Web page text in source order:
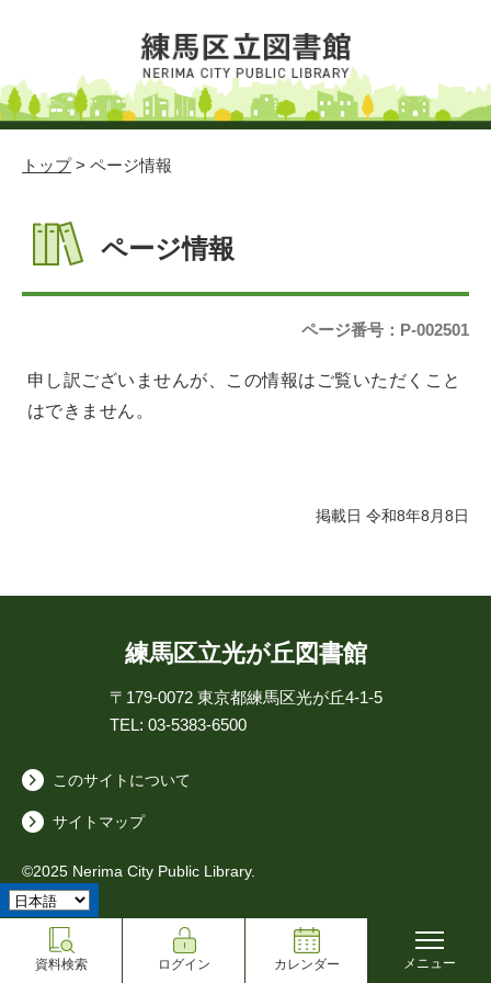
トップ> ページ情報
ページ情報
ページ番号：P-002501
申し訳ございませんが、この情報はご覧いただくこと
はできません。
掲載日 令和8年8月8日
練馬区立光が丘図書館
〒179-0072 東京都練馬区光が丘4-1-5
TEL: 03-5383-6500
このサイトについて
サイトマップ
©2025 Nerima City Public Library.
資料検索 ログイン カレンダー メニュー